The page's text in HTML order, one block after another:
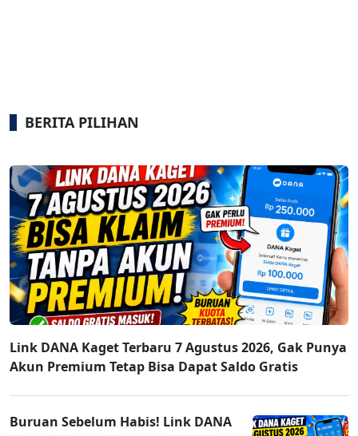
BERITA PILIHAN
Link DANA Kaget Terbaru 7 Agustus 2026, Gak Punya
Akun Premium Tetap Bisa Dapat Saldo Gratis
Buruan Sebelum Habis! Link DANA